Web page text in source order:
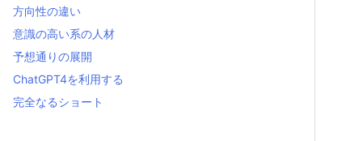
方向性の違い
意識の高い系の人材
予想通りの展開
ChatGPT4を利用する
完全なるショート